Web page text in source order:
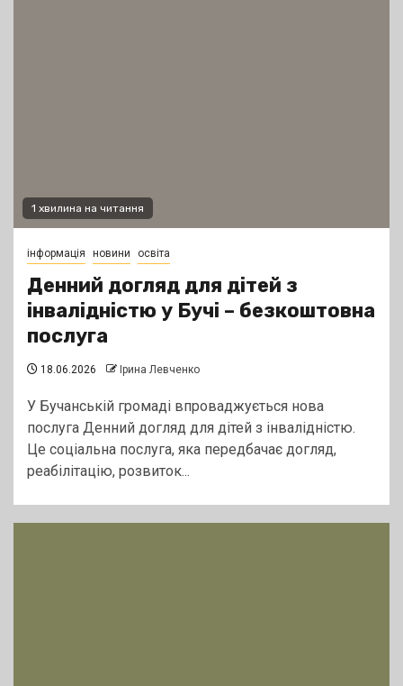
1 хвилина на читання
інформація новини освіта
Денний догляд для дітей з
інвалідністю у Бучі – безкоштовна
послуга
18.06.2026 Ірина Левченко
У Бучанській громаді впроваджується нова
послуга Денний догляд для дітей з інвалідністю.
Це соціальна послуга, яка передбачає догляд,
реабілітацію, розвиток...